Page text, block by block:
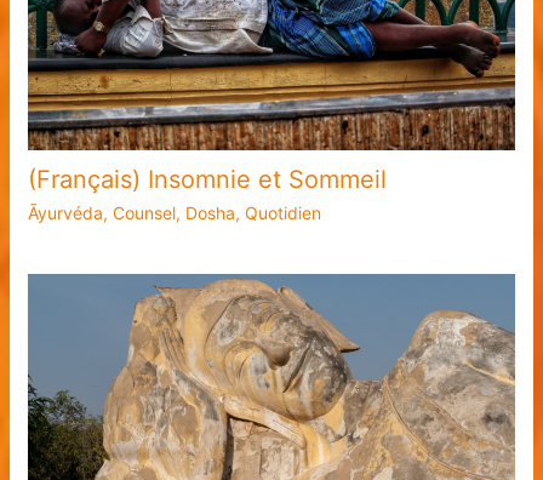
(Français) Insomnie et Sommeil
Āyurvéda, Counsel, Dosha, Quotidien